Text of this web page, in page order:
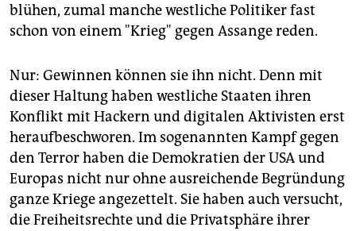
abo
genossenschaft
epaper login
blühen, zumal manche westliche Politiker fast
schon von einem "Krieg" gegen Assange reden.
Nur: Gewinnen können sie ihn nicht. Denn mit
dieser Haltung haben westliche Staaten ihren
Konflikt mit Hackern und digitalen Aktivisten erst
heraufbeschworen. Im sogenannten Kampf gegen
den Terror haben die Demokratien der USA und
Europas nicht nur ohne ausreichende Begründung
ganze Kriege angezettelt. Sie haben auch versucht,
die Freiheitsrechte und die Privatsphäre ihrer